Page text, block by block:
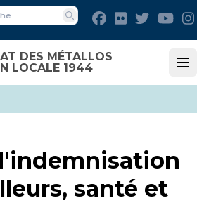
DES MÉTALLOS
LOCALE 1944
Recherche
Facebook
Flickr Twitter
santé et